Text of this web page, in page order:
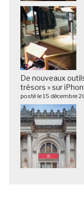
De nouveaux
trésors » sur
posté le 15 décembre